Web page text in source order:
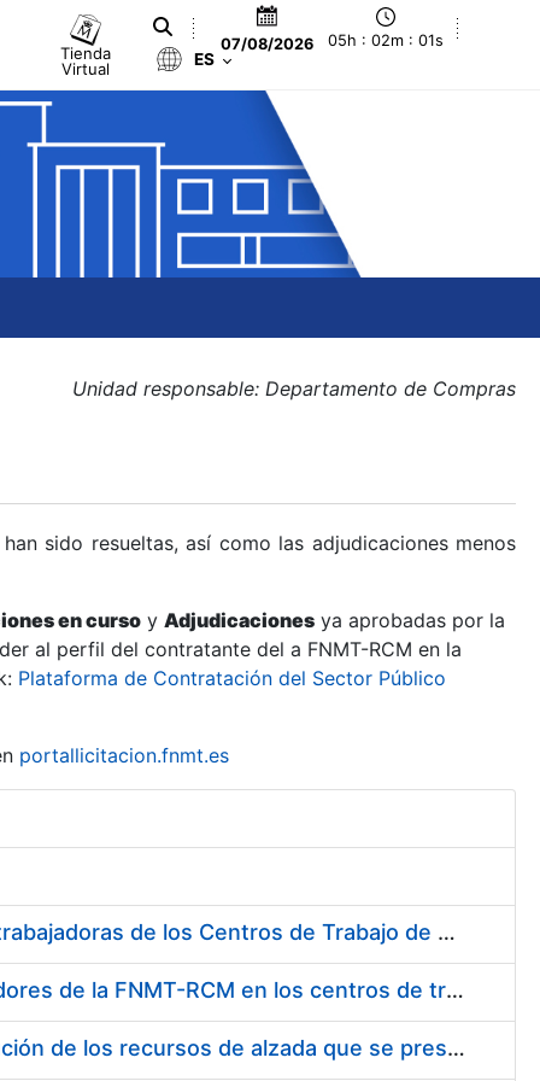
Tienda
Virtual
07/08/2026 05h : 02m : 01s
ES
Unidad responsable: Departamento de Compras
sido resueltas, así como las adjudicaciones menos
en curso y Adjudicaciones ya aprobadas por la
al perfil del contratante del a FNMT-RCM en la
Plataforma de Contratación del Sector Público
portallicitacion.fnmt.es
Suministro de Protectores Auditivos a medida para las personas trabajadoras de los Centros de Trabajo de Madrid y Burgos
Suministro de gafas graduadas antiproyecciones para los trabajadores de la FNMT-RCM en los centros de trabajo de Madrid y Burgos
Servicios de una empresa externa para el asesoramiento y resolución de los recursos de alzada que se presentan relacionados con procesos de selección para la FNMT-RCM